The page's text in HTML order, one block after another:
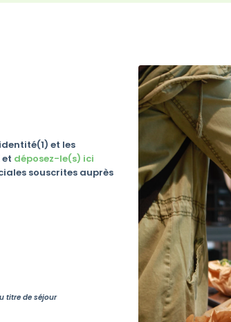
et les
déposez-le(s) ici
souscrites auprès
titre de séjour